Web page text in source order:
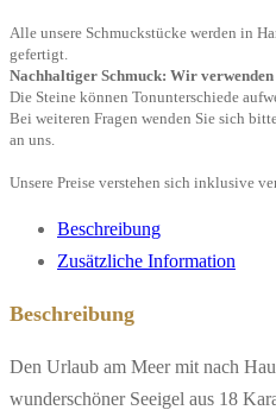
Gelbgold**
Menge
Alle unsere Schmuckstücke werden in
gefertigt.
Nachhaltiger Schmuck: Wir
Die Steine können Tonunterschiede
Bei weiteren Fragen wenden Sie sich
an uns.
Unsere Preise verstehen sich inklusive
Beschreibung
Zusätzliche Information
Beschreibung
Den Urlaub am Meer mit nach
wunderschöner Seeigel aus 18